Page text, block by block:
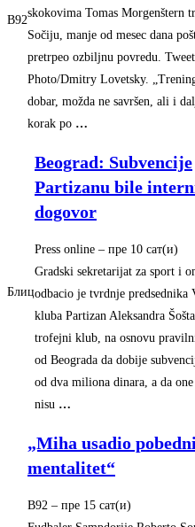
B92
skokovima Tomas Morgenštern
Sočiju, manje od mesec dana
pretrpeo ozbiljnu povredu.
Photo/Dmitry Lovetsky.
dobar, možda ne savršen, ali i
korak po …
Блиц
Beograd: Subvencije
Partizanu bile
dogovor
Press online – ‎пре 10 сат(и)‎
Gradski sekretarijat za sport i
odbacio je tvrdnje predsednika
kluba Partizan Aleksandra
trofejni klub, na osnovu
od Beograda da dobije
od dva miliona dinara, a da
nisu …
„Miha usadio
mentalitet“
B92 – ‎пре 15 сат(и)‎